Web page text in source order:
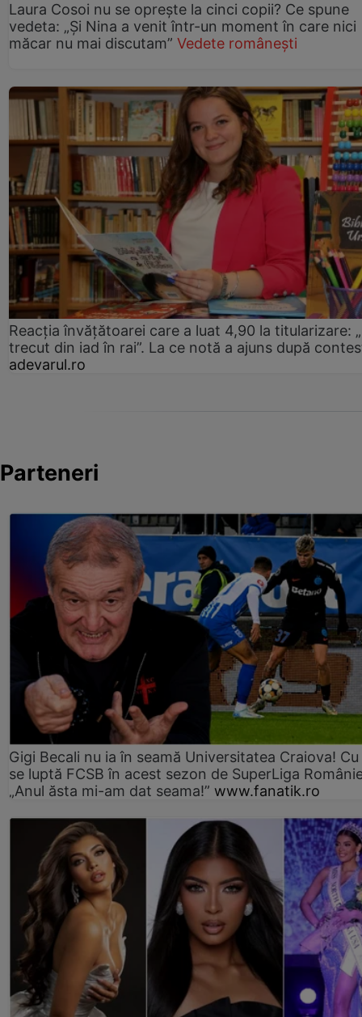
Laura Cosoi nu se oprește la cinci copii? Ce spune
vedeta: „Și Nina a venit într-un moment în care nici
măcar nu mai discutam” Vedete românești
Reacția învățătoarei care a luat 4,90 la titularizare:
trecut din iad în rai”. La ce notă a ajuns după
adevarul.ro
Parteneri
Gigi Becali nu ia în seamă Universitatea Craiova!
se luptă FCSB în acest sezon de SuperLiga
„Anul ăsta mi-am dat seama!” www.fanatik.ro